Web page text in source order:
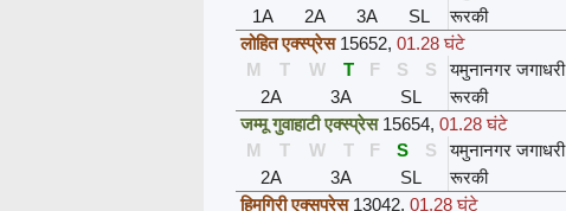
1A
2A 3A SL रूरकी
लोहित एक्स्प्रेस 15652, 01.28 घंटे
M
T W T F S S यमुनानगर जगाधरी
2A
3A SL रूरकी
जम्मू गुवाहाटी एक्स्प्रेस 15654, 01.28 घंटे
M
T W T F S S यमुनानगर जगाधरी
2A
3A SL रूरकी
हिमगिरी एक्सप्रेस 13042, 01.28 घंटे